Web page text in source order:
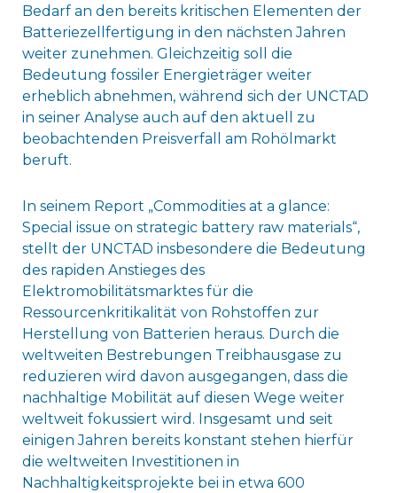
Bedarf an den bereits kritischen Elementen der
Batteriezellfertigung in den nächsten Jahren
weiter zunehmen. Gleichzeitig soll die
Bedeutung fossiler Energieträger weiter
erheblich abnehmen, während sich der UNCTAD
in seiner Analyse auch auf den aktuell zu
beobachtenden Preisverfall am Rohölmarkt
beruft.
In seinem Report „Commodities at a glance:
Special issue on strategic battery raw materials“,
stellt der UNCTAD insbesondere die Bedeutung
des rapiden Anstieges des
Elektromobilitätsmarktes für die
Ressourcenkritikalität von Rohstoffen zur
Herstellung von Batterien heraus. Durch die
weltweiten Bestrebungen Treibhausgase zu
reduzieren wird davon ausgegangen, dass die
nachhaltige Mobilität auf diesen Wege weiter
weltweit fokussiert wird. Insgesamt und seit
einigen Jahren bereits konstant stehen hierfür
die weltweiten Investitionen in
Nachhaltigkeitsprojekte bei in etwa 600